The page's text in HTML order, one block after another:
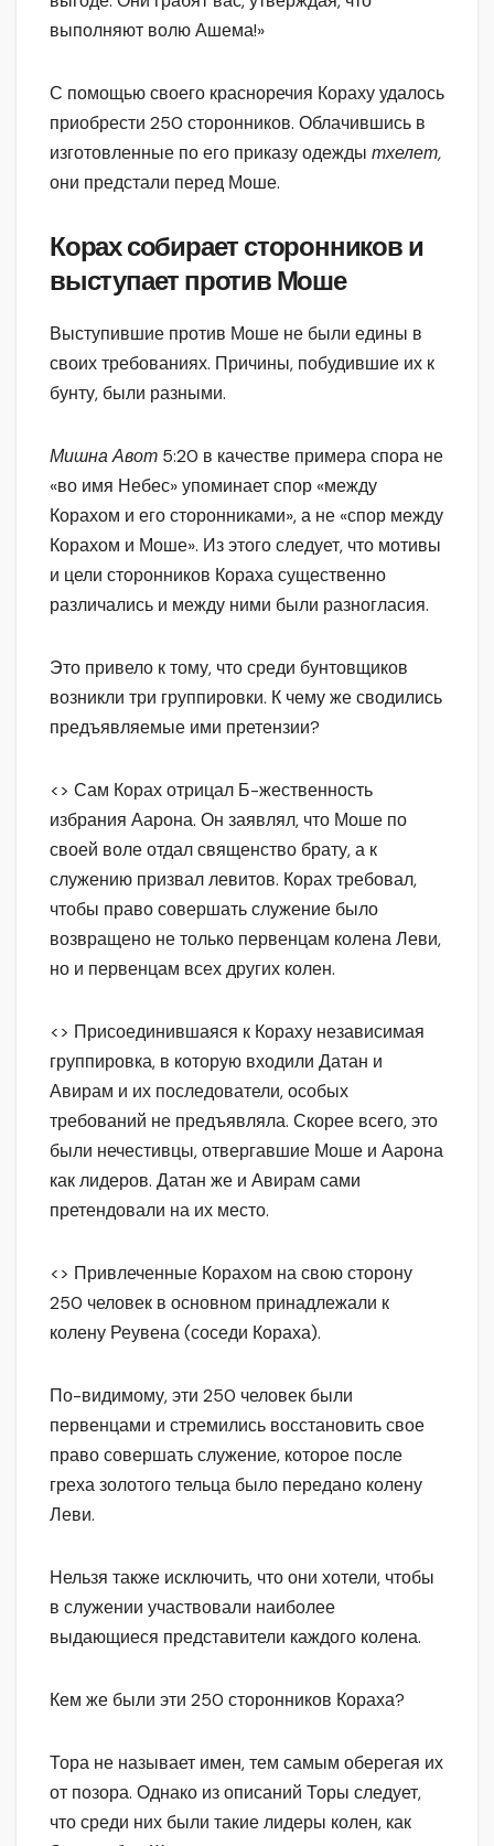
выполняют волю Ашема!»
С помощью своего красноречия Кораху удалось
приобрести 250 сторонников. Облачившись в
изготовленные по его приказу одежды тхелет,
они предстали перед Моше.
Корах собирает сторонников и
выступает против Моше
Выступившие против Моше не были едины в
своих требованиях. Причины, побудившие их к
бунту, были разными.
Мишна Авот 5:20 в качестве примера спора не
«во имя Небес» упоминает спор «между
Корахом и его сторонниками», а не «спор между
Корахом и Моше». Из этого следует, что мотивы
и цели сторонников Кораха существенно
различались и между ними были разногласия.
Это привело к тому, что среди бунтовщиков
возникли три группировки. К чему же сводились
предъявляемые ими претензии?
<> Сам Корах отрицал Б-жественность
избрания Аарона. Он заявлял, что Моше по
своей воле отдал священство брату, а к
служению призвал левитов. Корах требовал,
чтобы право совершать служение было
возвращено не только первенцам колена Леви,
но и первенцам всех других колен.
<> Присоединившаяся к Кораху независимая
группировка, в которую входили Датан и
Авирам и их последователи, особых
требований не предъявляла. Скорее всего, это
были нечестивцы, отвергавшие Моше и Аарона
как лидеров. Датан же и Авирам сами
претендовали на их место.
<> Привлеченные Корахом на свою сторону
250 человек в основном принадлежали к
колену Реувена (соседи Кораха).
По-видимому, эти 250 человек были
первенцами и стремились восстановить свое
право совершать служение, которое после
греха золотого тельца было передано колену
Леви.
Нельзя также исключить, что они хотели, чтобы
в служении участвовали наиболее
выдающиеся представители каждого колена.
Кем же были эти 250 сторонников Кораха?
Тора не называет имен, тем самым оберегая их
от позора. Однако из описаний Торы следует,
что среди них были такие лидеры колен, как